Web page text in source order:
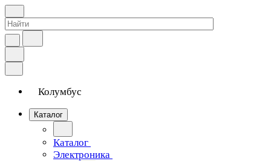
Колумбус
Каталог
Каталог
Электроника